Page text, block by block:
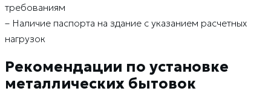
требованиям
– Наличие паспорта на здание с указанием расчетных
нагрузок
Рекомендации по установке
металлических бытовок